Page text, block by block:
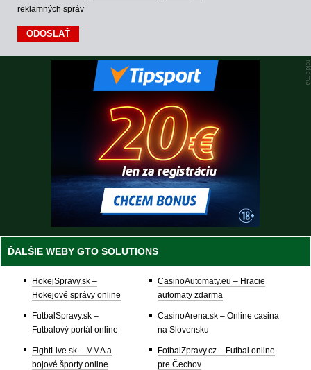
reklamných správ
ĎALŠIE WEBY GTO SOLUTIONS
HokejSpravy.sk –
Hokejové správy online
FutbalSpravy.sk –
Futbalový portál online
FightLive.sk – MMA a
bojové športy online
CasinoAutomaty.eu – Hracie
automaty zdarma
CasinoArena.sk – Online casina
na Slovensku
FotbalZpravy.cz – Futbal online
pre Čechov